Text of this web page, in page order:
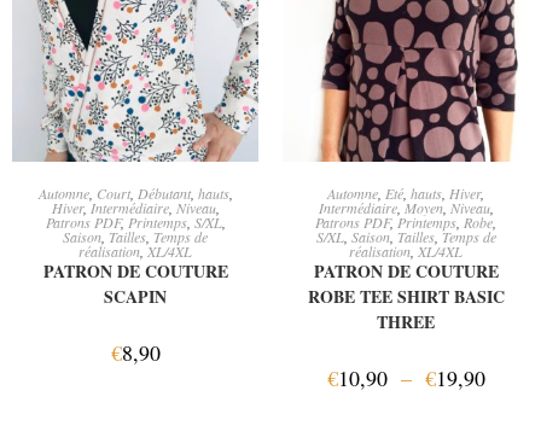
AJOUTER AU PANIER
Automne, Court, Débutant, hauts,
Hiver,Intermédiaire, Niveau,
Patrons PDF, Printemps, S/XL,
Saison Tailles Temps de
réalisation ,XL/4XL
PATRON DE COUTURE
SCAPIN
€8,90
CHOIX DES OPTIONS
Automne Eté hauts Hiver,
Intermédiaire,Moyen, Niveau,
Patrons PDF, Printemps Robe
S/XL, Saison, Tailles, Temps de
réalisation XL/4XL
PATRON DE COUTURE
ROBE TEE SHIRT BASIC
THREE
€10,90 – €19,90